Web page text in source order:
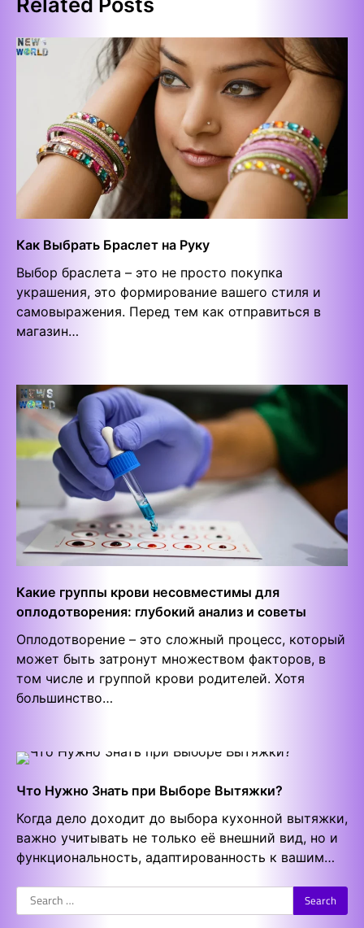
Как Выбрать Браслет на Руку
Выбор браслета – это не просто покупка
украшения, это формирование вашего стиля и
самовыражения. Перед тем как отправиться в
магазин…
Какие группы крови несовместимы для
оплодотворения: глубокий анализ и советы
Оплодотворение – это сложный процесс, который
может быть затронут множеством факторов, в
том числе и группой крови родителей. Хотя
большинство…
Что Нужно Знать при Выборе Вытяжки?
Когда дело доходит до выбора кухонной вытяжки,
важно учитывать не только её внешний вид, но и
функциональность, адаптированность к вашим…
Search
for: